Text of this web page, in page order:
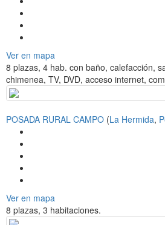
Ver en mapa
8 plazas, 4 hab. con baño, calefacción,
chimenea, TV, DVD, acceso internet,
POSADA RURAL CAMPO (La Hermida,
Ver en mapa
8 plazas, 3 habitaciones.